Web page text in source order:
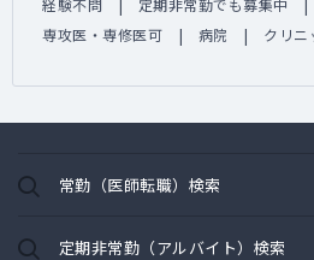
専攻医・専修医可
病院 クリニ
常勤（医師転職）検索
定期非常勤（アルバイト）検索